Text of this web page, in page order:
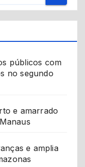
públicos com
no segundo
e amarrado
e amplia